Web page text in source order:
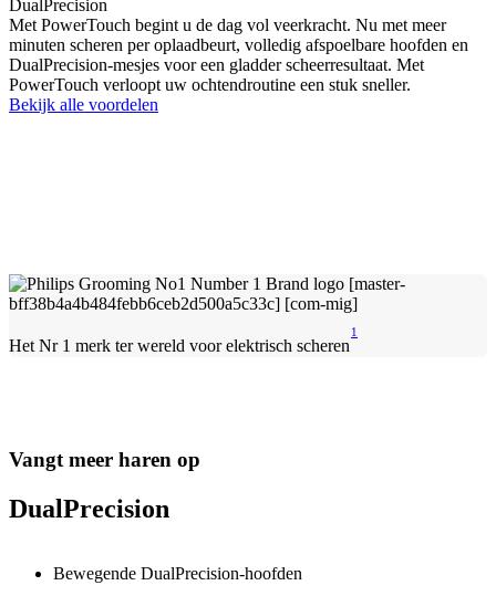
DualPrecision
Met PowerTouch begint u de dag vol veerkracht. Nu met meer
minuten scheren per oplaadbeurt, volledig afspoelbare hoofden en
DualPrecision-mesjes voor een gladder scheerresultaat. Met
PowerTouch verloopt uw ochtendroutine een stuk sneller.
Bekijk alle voordelen
Het Nr 1 merk ter wereld voor elektrisch scheren
1
Vangt meer haren op
DualPrecision
Bewegende DualPrecision-hoofden